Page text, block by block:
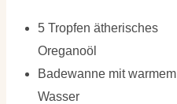
5 Tropfen ätherisches
Oreganoöl
Badewanne mit warmem
Wasser